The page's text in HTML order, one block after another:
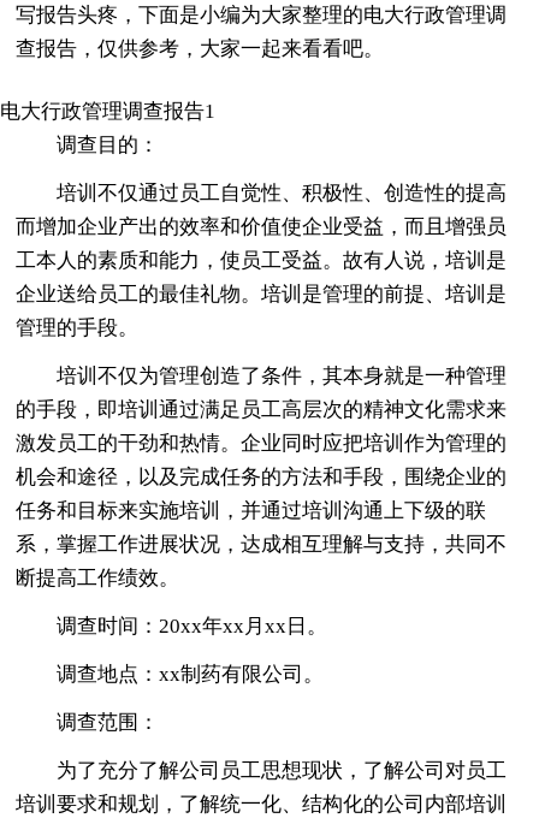
写报告头疼，下面是小编为大家整理的电大行政管理调
查报告，仅供参考，大家一起来看看吧。
电大行政管理调查报告1
调查目的：
培训不仅通过员工自觉性、积极性、创造性的提高
而增加企业产出的效率和价值使企业受益，而且增强员
工本人的素质和能力，使员工受益。故有人说，培训是
企业送给员工的最佳礼物。培训是管理的前提、培训是
管理的手段。
培训不仅为管理创造了条件，其本身就是一种管理
的手段，即培训通过满足员工高层次的精神文化需求来
激发员工的干劲和热情。企业同时应把培训作为管理的
机会和途径，以及完成任务的方法和手段，围绕企业的
任务和目标来实施培训，并通过培训沟通上下级的联
系，掌握工作进展状况，达成相互理解与支持，共同不
断提高工作绩效。
调查时间：20xx年xx月xx日。
调查地点：xx制药有限公司。
调查范围：
为了充分了解公司员工思想现状，了解公司对员工
培训要求和规划，了解统一化、结构化的公司内部培训